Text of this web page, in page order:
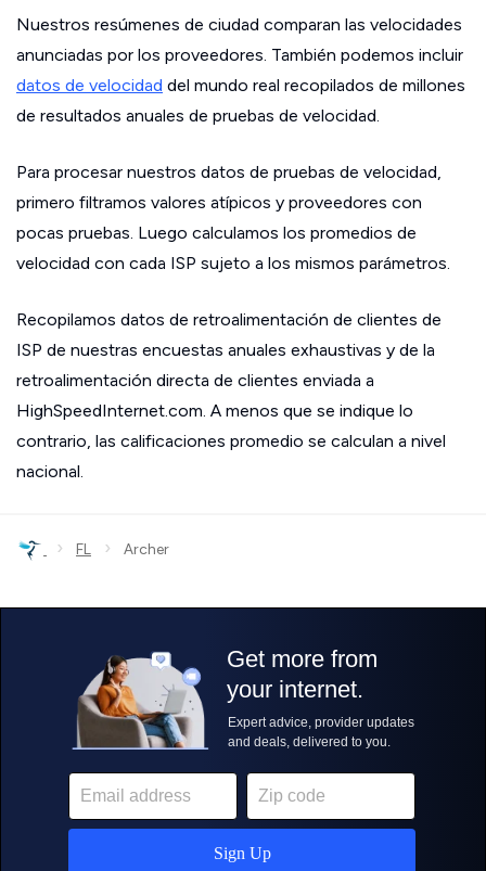
Nuestros resúmenes de ciudad comparan las velocidades
anunciadas por los proveedores. También podemos incluir
datos de velocidad del mundo real recopilados de millones
de resultados anuales de pruebas de velocidad.
Para procesar nuestros datos de pruebas de velocidad,
primero filtramos valores atípicos y proveedores con
pocas pruebas. Luego calculamos los promedios de
velocidad con cada ISP sujeto a los mismos parámetros.
Recopilamos datos de retroalimentación de clientes de
ISP de nuestras encuestas anuales exhaustivas y de la
retroalimentación directa de clientes enviada a
HighSpeedInternet.com. A menos que se indique lo
contrario, las calificaciones promedio se calculan a nivel
nacional.
› FL › Archer